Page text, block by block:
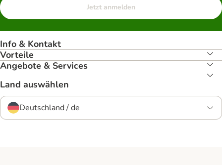
Jetzt anmelden
Info & Kontakt
Vorteile
Angebote & Services
Land auswählen
Deutschland / de